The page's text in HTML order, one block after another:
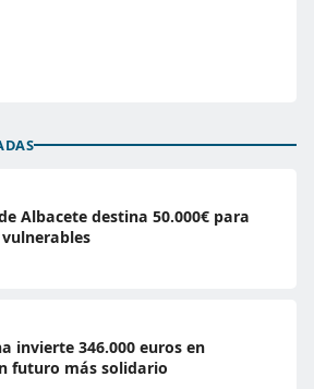
Albacete destina 50.000€ para
invierte 346.000 euros en
futuro más solidario